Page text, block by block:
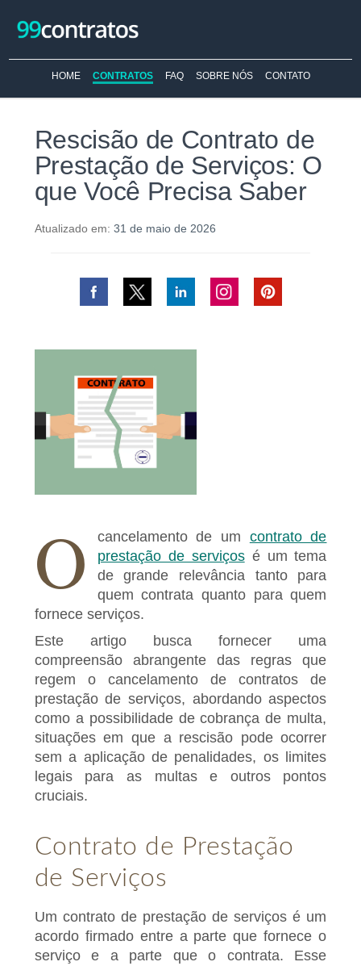
HOME CONTRATOS FAQ SOBRE NÓS CONTATO
Rescisão de Contrato de
Prestação de Serviços: O
que Você Precisa Saber
Atualizado em: 31 de maio de 2026
O cancelamento de um contrato de
prestação de serviçosé um tema
de grande relevância tanto para
quem contrata quanto para quem
fornece serviços.
Este artigo busca fornecer uma
compreensão abrangente das regras que
regem o cancelamento de contratos de
prestação de serviços, abordando aspectos
como a possibilidade de cobrança de multa,
situações em que a rescisão pode ocorrer
sem a aplicação de penalidades, os limites
legais para as multas e outros pontos
cruciais.
Contrato de Prestação
de Serviços
Um contrato de prestação de serviços é um
acordo firmado entre a parte que fornece o
serviço e a parte que o contrata. Esse